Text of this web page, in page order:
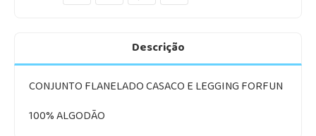
Descrição
CONJUNTO FLANELADO CASACO E LEGGING FORFUN
100% ALGODÃO